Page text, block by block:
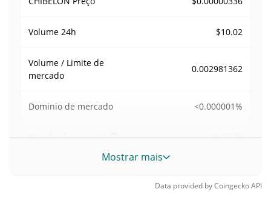
Volume 24h $10.02
Volume / Limite de
mercado
0.002981362
Dominio de mercado <0.000001%
Posição de mercado #12369
Mostrar mais
Data provided byCoingeckoAPI